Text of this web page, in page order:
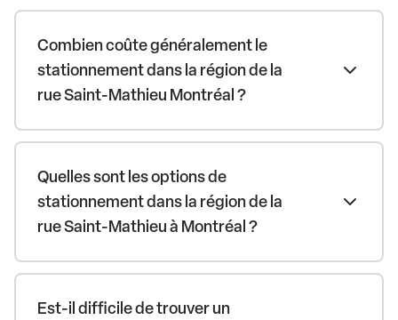
Combien coûte généralement le
stationnement dans la région de la
rue Saint-Mathieu Montréal ?
Quelles sont les options de
stationnement dans la région de la
rue Saint-Mathieu à Montréal ?
Est-il difficile de trouver un